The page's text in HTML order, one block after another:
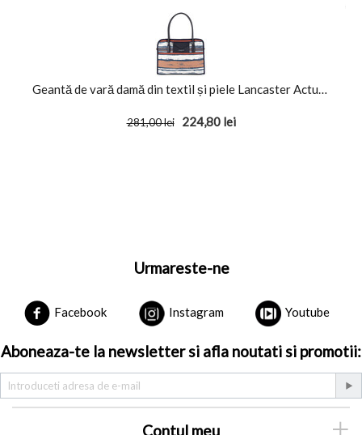
Geantă de vară damă din textil și piele Lancaster Actual Prove...
281,00lei 224,80 lei
Urmareste-ne
Facebook Instagram Youtube
Aboneaza-te la newsletter si afla noutati si promotii:
Contul meu